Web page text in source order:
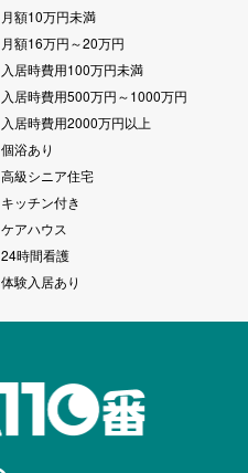
月額10万円未満
月額16万円～20万円
入居時費用100万円未満
入居時費用500万円～1000万円
入居時費用2000万円以上
個浴あり
高級シニア住宅
キッチン付き
ケアハウス
24時間看護
体験入居あり